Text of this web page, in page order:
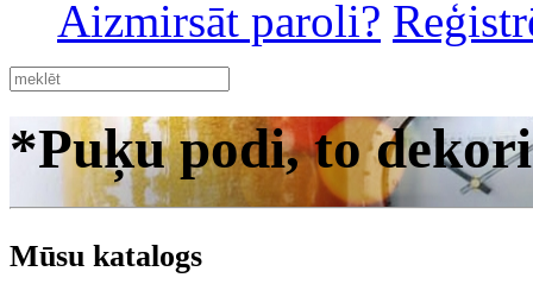
Aizmirsāt paroli?
*Puķu podi, to dekori
Mūsu katalogs